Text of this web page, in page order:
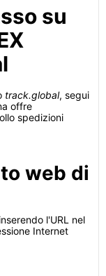
su
track.global, segui
offre
spedizioni
web di
inserendo l'URL nel
Internet